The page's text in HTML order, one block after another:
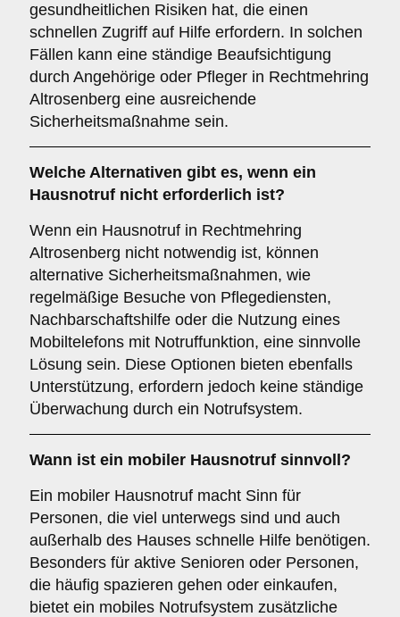
gesundheitlichen Risiken hat, die einen
schnellen Zugriff auf Hilfe erfordern. In solchen
Fällen kann eine ständige Beaufsichtigung
durch Angehörige oder Pfleger in Rechtmehring
Altrosenberg eine ausreichende
Sicherheitsmaßnahme sein.
Welche Alternativen gibt es, wenn ein
Hausnotruf nicht erforderlich ist?
Wenn ein Hausnotruf in Rechtmehring
Altrosenberg nicht notwendig ist, können
alternative Sicherheitsmaßnahmen, wie
regelmäßige Besuche von Pflegediensten,
Nachbarschaftshilfe oder die Nutzung eines
Mobiltelefons mit Notruffunktion, eine sinnvolle
Lösung sein. Diese Optionen bieten ebenfalls
Unterstützung, erfordern jedoch keine ständige
Überwachung durch ein Notrufsystem.
Wann ist ein mobiler Hausnotruf sinnvoll?
Ein mobiler Hausnotruf macht Sinn für
Personen, die viel unterwegs sind und auch
außerhalb des Hauses schnelle Hilfe benötigen.
Besonders für aktive Senioren oder Personen,
die häufig spazieren gehen oder einkaufen,
bietet ein mobiles Notrufsystem zusätzliche